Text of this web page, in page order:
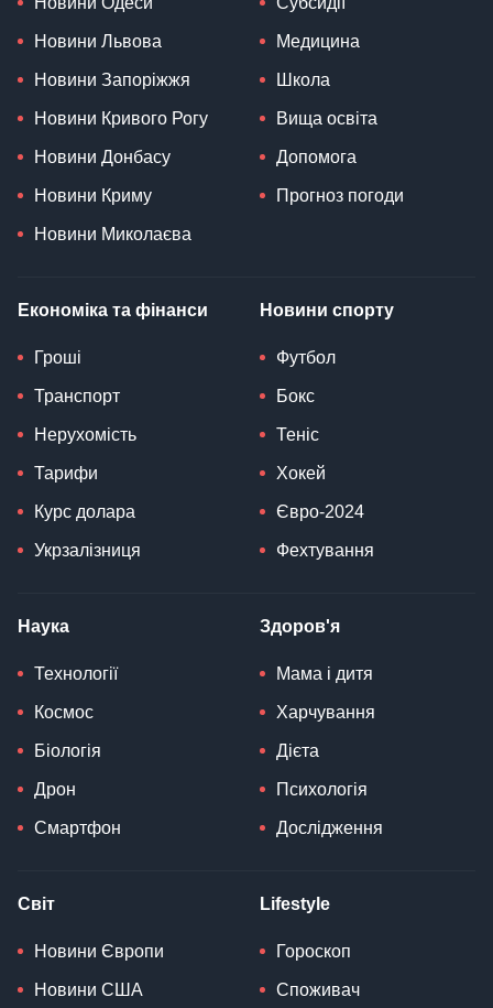
Новини Львова
Новини Запоріжжя
Новини Кривого Рогу
Новини Донбасу
Новини Криму
Новини Миколаєва
Медицина
Школа
Вища освіта
Допомога
Прогноз погоди
Економіка та фінанси
Гроші
Транспорт
Нерухомість
Тарифи
Курс долара
Укрзалізниця
Новини спорту
Футбол
Бокс
Теніс
Хокей
Євро-2024
Фехтування
Наука
Технології
Космос
Біологія
Дрон
Смартфон
Здоров'я
Мама і дитя
Харчування
Дієта
Психологія
Дослідження
Світ
Новини Європи
Новини США
Lifestyle
Гороскоп
Споживач